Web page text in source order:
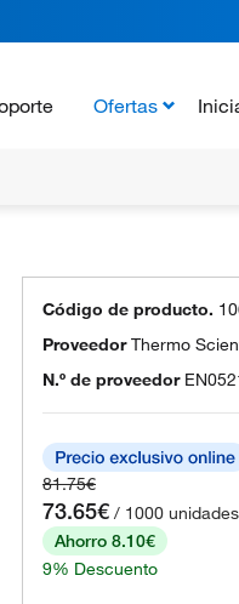
Ofertas
Código de producto.
ProveedorThermo
N.º de proveedor
81.75€
73.65€ / 1000 unidades
Ahorro 8.10€
9% Descuento